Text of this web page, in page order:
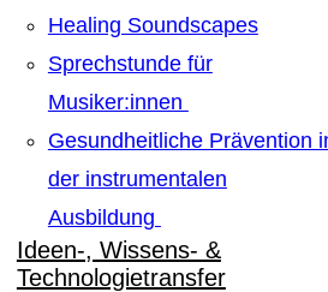
Healing Soundscapes
Sprechstunde für
Musiker:innen
Gesundheitliche Prävention
der instrumentalen
Ausbildung
Ideen-, Wissens- &
Technologietransfer